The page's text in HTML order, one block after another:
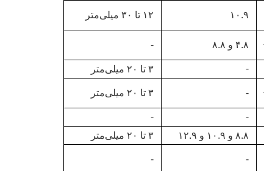
۱۰.۹ ۱۲ تا ۳۰ میلی‌متر
۴.۸ و ۸.۸ -
- ۳ تا ۲۰ میلی‌متر
- ۳ تا ۲۰ میلی‌متر
-
-
۸.۸ و ۱۰.۹ و ۱۲.۹ ۳ تا ۲۰ میلی‌متر
-
-